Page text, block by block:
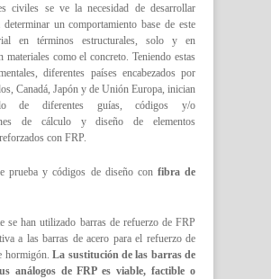
civiles se ve la necesidad de desarrollar
determinar un comportamiento base de este
en términos estructurales, solo y en
materiales como el concreto. Teniendo estas
diferentes países encabezados por
Canadá, Japón y de Unión Europa, inician
de diferentes guías, códigos y/o
de cálculo y diseño de elementos
con FRP.
prueba y códigos de diseño con fibra de
se han utilizado barras de refuerzo de FRP
a las barras de acero para el refuerzo de
hormigón.La sustitución de las barras de
análogos de FRP es viable, factible o